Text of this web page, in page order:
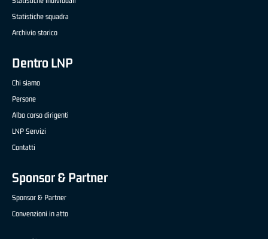
Statistiche squadra
Archivio storico
Dentro LNP
Chi siamo
Persone
Albo corso dirigenti
LNP Servizi
Contatti
Sponsor & Partner
Sponsor & Partner
Convenzioni in atto